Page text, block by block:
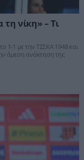
νίκη» – Τι
1-1 με την ΤΣΣΚΑ 1948 και
άμεση ανάκτηση της